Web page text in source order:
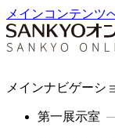
メインコンテンツ
メインナビゲーシ
第一展示室